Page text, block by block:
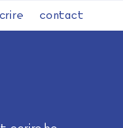
contact